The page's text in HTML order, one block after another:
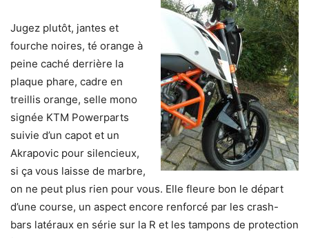
Jugez plutôt, jantes et
fourche noires, té orange à
peine caché derrière la
plaque phare, cadre en
treillis orange, selle mono
signée KTM Powerparts
suivie d’un capot et un
Akrapovic pour silencieux,
si ça vous laisse de marbre,
on ne peut plus rien pour vous. Elle fleure bon le départ
d’une course, un aspect encore renforcé par les crash-
bars latéraux en série sur la R et les tampons de protection